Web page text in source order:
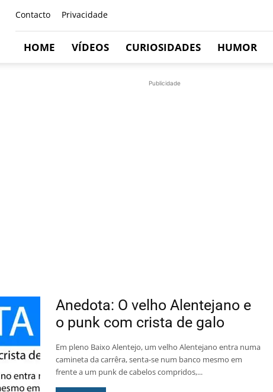
Contacto Privacidade
HOME VÍDEOS CURIOSIDADES HUMOR
Publicidade
Anedota: O velho Alentejano e
o punk com crista de galo
Em pleno Baixo Alentejo, um velho Alentejano entra numa
camineta da carrêra, senta-se num banco mesmo em
frente a um punk de cabelos compridos,...